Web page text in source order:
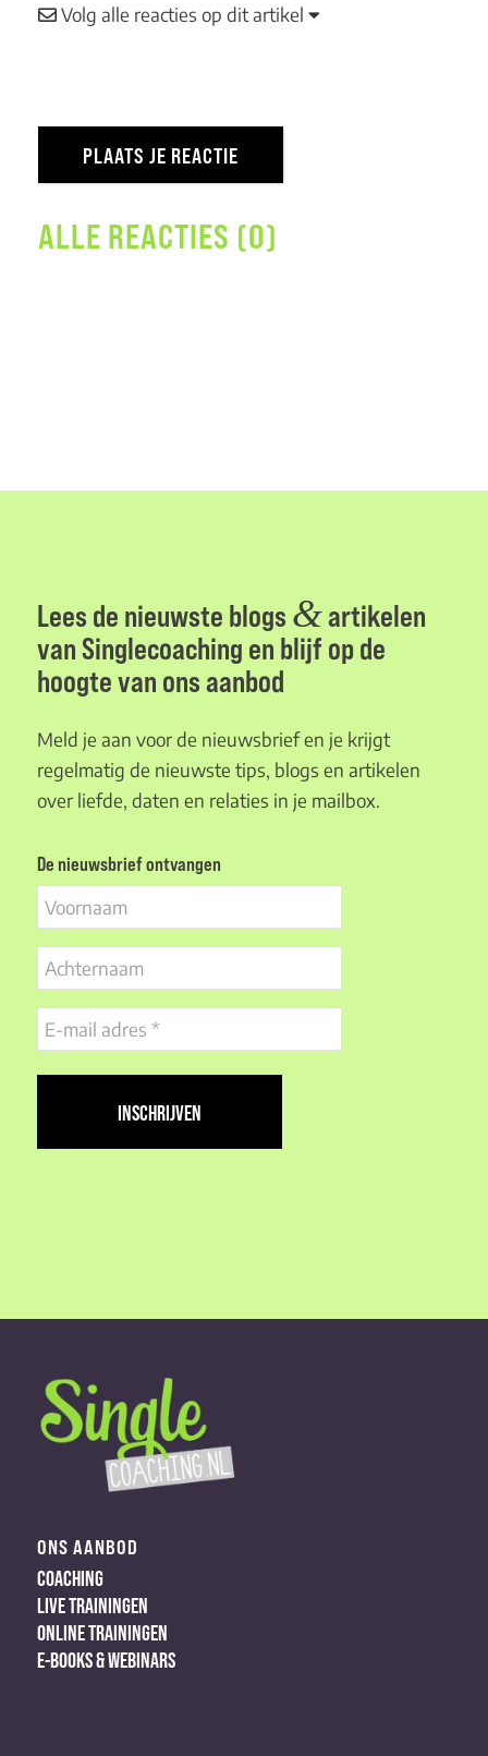
Volg alle reacties op dit artikel
ALLE REACTIES (0)
Lees de nieuwste blogs &artikelen
van Singlecoaching en blijf op de
hoogte van ons aanbod
Meld je aan voor de nieuwsbrief en je krijgt
regelmatig de nieuwste tips, blogs en artikelen
over liefde, daten en relaties in je mailbox.
De nieuwsbrief ontvangen
Voornaam
Achternaam
E-
mail
adres
ONS AANBOD
COACHING
LIVE TRAININGEN
ONLINE TRAININGEN
E-BOOKS & WEBINARS